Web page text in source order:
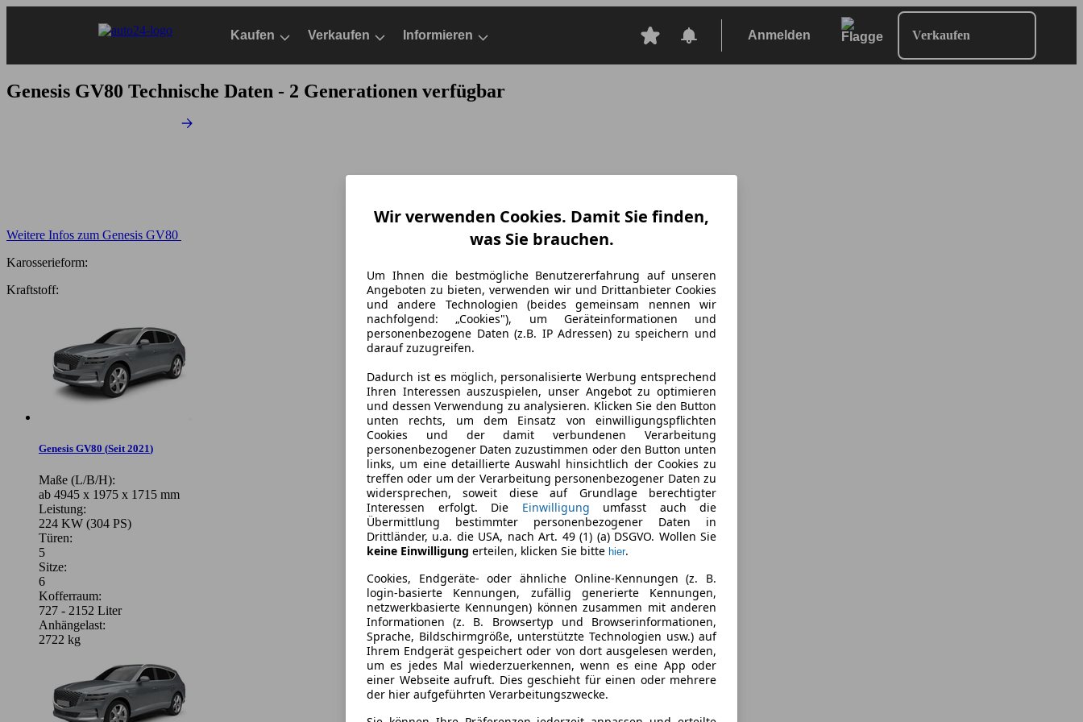
Kaufen Verkaufen Informieren Anmelden Verkaufen
Genesis GV80 Technische Daten - 2 Generationen verfügbar
Weitere Infos zum Genesis GV80
Karosserieform:
Kraftstoff:
Genesis GV80 (Seit 2021)
Maße (L/B/H):
ab 4945 x 1975 x 1715 mm
Leistung:
224 KW (304 PS)
Türen:
5
Sitze:
6
Kofferraum:
727 - 2152 Liter
Anhängelast:
2722 kg
Wir verwenden Cookies. Damit Sie finden,
was Sie brauchen.
Um Ihnen die bestmögliche Benutzererfahrung auf unseren
Angeboten zu bieten, verwenden wir und Drittanbieter Cookies
und andere Technologien (beides gemeinsam nennen wir
nachfolgend: „Cookies"), um Geräteinformationen und
personenbezogene Daten (z.B. IP Adressen) zu speichern und
darauf zuzugreifen.
Dadurch ist es möglich, personalisierte Werbung entsprechend
Ihren Interessen auszuspielen, unser Angebot zu optimieren
und dessen Verwendung zu analysieren. Klicken Sie den Button
unten rechts, um dem Einsatz von einwilligungspflichten
Cookies und der damit verbundenen Verarbeitung
personenbezogener Daten zuzustimmen oder den Button unten
links, um eine detaillierte Auswahl hinsichtlich der Cookies zu
treffen oder um der Verarbeitung personenbezogener Daten zu
widersprechen, soweit diese auf Grundlage berechtigter
Interessen erfolgt. Die Einwilligung umfasst auch die
Übermittlung bestimmter personenbezogener Daten in
Drittländer, u.a. die USA, nach Art. 49 (1) (a) DSGVO. Wollen Sie
keine Einwilligung erteilen, klicken Sie bitte hier.
Cookies, Endgeräte- oder ähnliche Online-Kennungen (z. B.
login-basierte Kennungen, zufällig generierte Kennungen,
netzwerkbasierte Kennungen) können zusammen mit anderen
Informationen (z. B. Browsertyp und Browserinformationen,
Sprache, Bildschirmgröße, unterstützte Technologien usw.) auf
Ihrem Endgerät gespeichert oder von dort ausgelesen werden,
um es jedes Mal wiederzuerkennen, wenn es eine App oder
einer Webseite aufruft. Dies geschieht für einen oder mehrere
der hier aufgeführten Verarbeitungszwecke.